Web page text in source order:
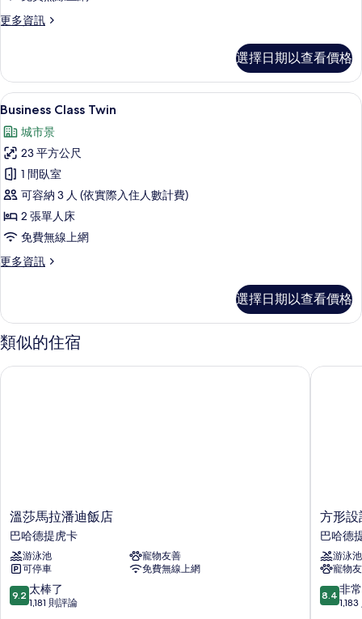
相
更多資訊
更
King
的
詳
選擇日期以查看價格
顯
示
Business
Class
Twin
的
所
有
相
Business Class Twin | 迷你吧、客房
2
Business Class Twin
城市景
23 平方公尺
1 間臥室
可容納 3 人 (依實際入住人數計費)
2 張單人床
免費無線上網
更多資訊
更
Twin
的
詳
選擇日期以查看價格
類似的住宿
溫
莎
馬
拉
潘
迪
飯
溫莎馬拉潘迪飯店
巴哈德提虎卡
游泳池
寵物友善
可停車
免費無線上網
9.2
分，
9.2 太棒了
1,181 則評論
溫莎馬拉潘迪飯店
方
形
設
計
飯
店
巴
方形設
巴哈德
游泳池
寵物
8.4
分，
8.4 非
方形設